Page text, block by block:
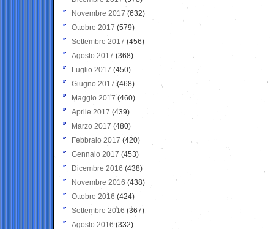
Novembre 2017 (632)
Ottobre 2017 (579)
Settembre 2017 (456)
Agosto 2017 (368)
Luglio 2017 (450)
Giugno 2017 (468)
Maggio 2017 (460)
Aprile 2017 (439)
Marzo 2017 (480)
Febbraio 2017 (420)
Gennaio 2017 (453)
Dicembre 2016 (438)
Novembre 2016 (438)
Ottobre 2016 (424)
Settembre 2016 (367)
Agosto 2016 (332)